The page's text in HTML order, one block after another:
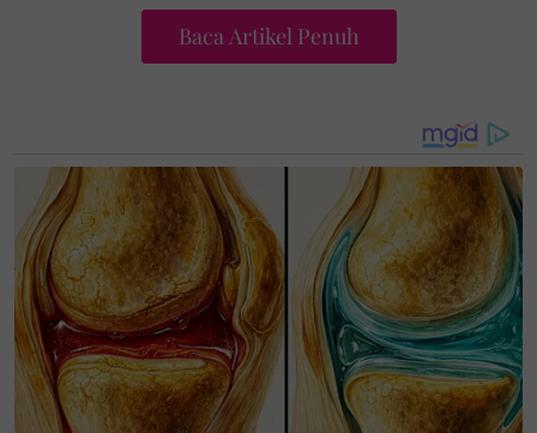
"Pada 23 Ogos Sabtu dia telah pergi joging dan
bertemu rakan di UiTM Shah Alam dan kemudian
pergi mandi-manda di Sungai Kedondong, Batang
Kali,
Baca Artikel Penuh